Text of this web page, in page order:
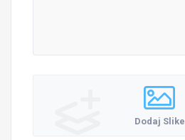
Dodaj Slike